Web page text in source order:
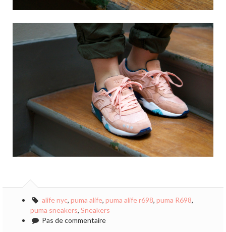
alife nyc, puma alife, puma alife r698, puma R698,
puma sneakers, Sneakers
Pas de commentaire